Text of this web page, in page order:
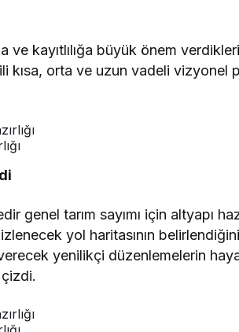
ve kayıtlılığa büyük önem
kısa, orta ve uzun vadeli vizyonel
genel tarım sayımı için altyapı
yol haritasının
verecek yenilikçi düzenlemelerin
çizdi.